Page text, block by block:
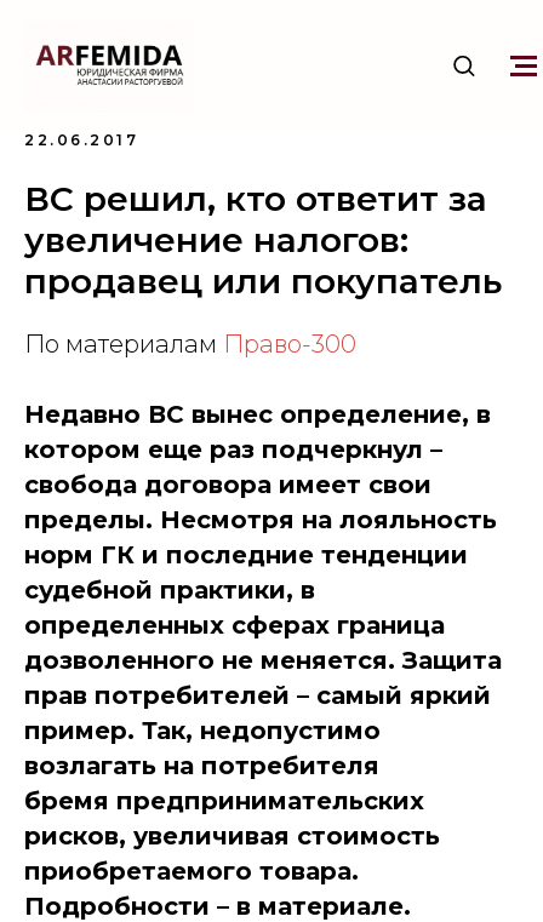
22.06.2017
ВС решил, кто ответит за
увеличение налогов:
продавец или покупатель
По материалам Право-300
Недавно ВС вынес определение, в
котором еще раз подчеркнул –
свобода договора имеет свои
пределы. Несмотря на лояльность
норм ГК и последние тенденции
судебной практики, в
определенных сферах граница
дозволенного не меняется. Защита
прав потребителей – самый яркий
пример. Так, недопустимо
возлагать на потребителя
бремя предпринимательских
рисков, увеличивая стоимость
приобретаемого товара.
Подробности – в материале.